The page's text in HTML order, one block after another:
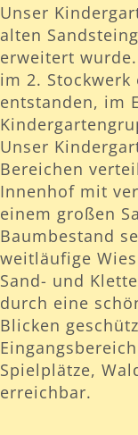
Unser
alten
erweitert
im 2.
entstanden, im
Unser
Bereichen
Innenhof mit
einem großen
Baumbestand
weitläufige
Sand- und
durch eine
Blicken
Spielplätze,
erreichbar.